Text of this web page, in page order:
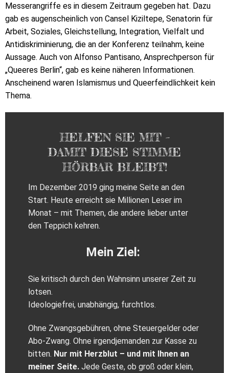
Messerangriffe es in diesem Zeitraum gegeben hat. Dazu
gab es augenscheinlich von Cansel Kiziltepe, Senatorin für
Arbeit, Soziales, Gleichstellung, Integration, Vielfalt und
Antidiskriminierung, die an der Konferenz teilnahm, keine
Aussage. Auch von Alfonso Pantisano, Ansprechperson für
„Queeres Berlin“, gab es keine näheren Informationen.
Anscheinend waren Islamismus und Queerfeindlichkeit kein
Thema.
HELFEN SIE MIT –
DAMIT DIESE STIMME
HÖRBAR BLEIBT!
Im Dezember 2019 ging meine Seite an den
Start. Heute erreicht sie Millionen Leser im
Monat – mit Themen, die andere lieber unter
den Teppich kehren.
Mein Ziel:
Sie kritisch durch den Wahnsinn unserer Zeit zu
lotsen.
Ideologiefrei, unabhängig, furchtlos.
Ohne Zwangsgebühren, ohne Steuergelder oder
Abo‑Zwang. Ohne irgendjemanden zur Kasse zu
bitten. Nur mit Herzblut – und mit Ihnen an
meiner Seite. Jede Geste, ob groß oder klein,